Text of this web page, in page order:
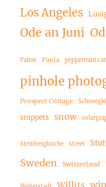
Los Angeles
Ode an Juni
Palme Paola peppermint
pinhole
Prospect Cottage
snippets snow
Steinbergkirche street
Sweden Switzerland